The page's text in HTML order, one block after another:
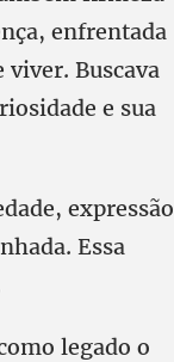
enfrentada
Buscava
e sua
expressão
Essa
legado o